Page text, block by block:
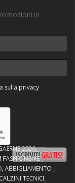
in
sulla privacy
2026
FASHIONBIKE
ABBIGLIAMENTO
TECNICI